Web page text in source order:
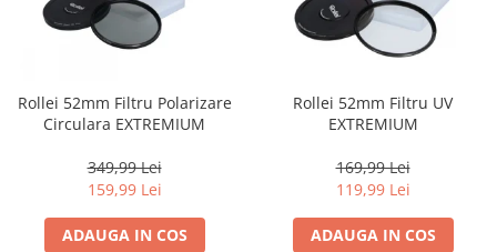
Curatare si intretinere
Blitz-uri externe
Compatibil Sony
Adaptoare stativ port umbrela si
Comander TTL
Rollei 52mm Filtru Polarizare
Circulara EXTREMIUM
349,99 Lei
159,99 Lei
ADAUGA IN COS
Rollei 52mm Filtru UV
EXTREMIUM
169,99 Lei
119,99 Lei
ADAUGA IN COS